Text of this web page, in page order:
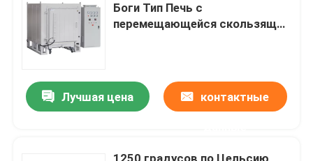
Видеозаписи
Экскурсия по заводу
Контроль качества
Боги Тип Печь с
перемещающейся скользящей
Лучшая цена контактные